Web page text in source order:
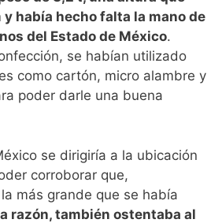
había hecho falta la mano de
del Estado de México.
se habían utilizado
como cartón, micro alambre y
poder darle una buena
se dirigiría a la ubicación
corroborar que,
más grande que se había
razón, también ostentaba al